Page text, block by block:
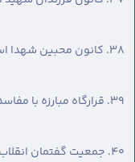
٣٨. کانون محبین شهدا استان قزین
٣٩. قرارگاه مبارزه با مفاسد اقتصادی
٤۰. جمعیت گفتمان انقلاب اسلامی